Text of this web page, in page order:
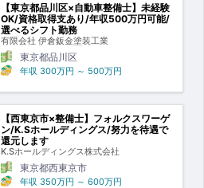
【東京都品川区×自動車整備士】未経験
OK/資格取得支あり/年収500万円可能/
選べるシフト勤務
有限会社 伊倉鈑金塗装工業
東京都品川区
年収 300万円 ～ 500万円
【西東京市×整備士】フォルクスワーゲ
ン/K.Sホールディングス/努力を待遇で
還元します
K.Sホールディングス株式会社
東京都西東京市
年収 350万円 ～ 600万円